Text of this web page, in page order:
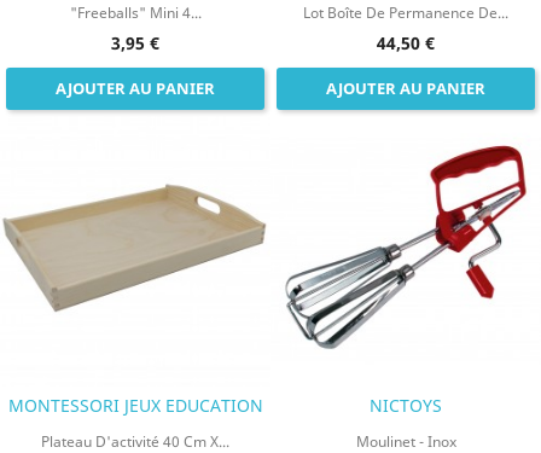
"Freeballs" Mini 4...
3,95 €
AJOUTER AU PANIER
Lot Boîte De Permanence De...
44,50 €
AJOUTER AU PANIER
MONTESSORI JEUX EDUCATION
Plateau D'activité 40 Cm X...
NICTOYS
Moulinet - Inox